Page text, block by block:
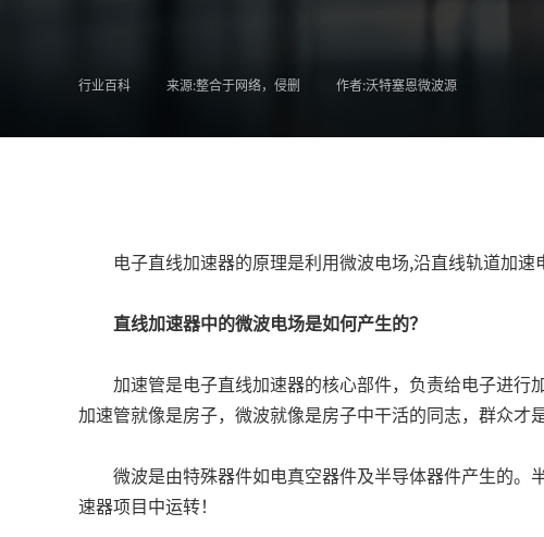
行业百科 来源:整合于网络，侵删 作者:沃特塞恩微波源
电子直线加速器的原理是利用微波电场,沿直线轨道加
直线加速器中的微波电场是如何产生的？
加速管是电子直线加速器的核心部件，负责给电子进行
加速管就像是房子，微波就像是房子中干活的同志，群众才是
微波是由特殊器件如电真空器件及半导体器件产生的。
速器项目中运转！